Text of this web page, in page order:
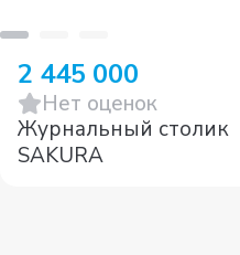
2 445 000
Нет оценок
Журнальный столик
SAKURA